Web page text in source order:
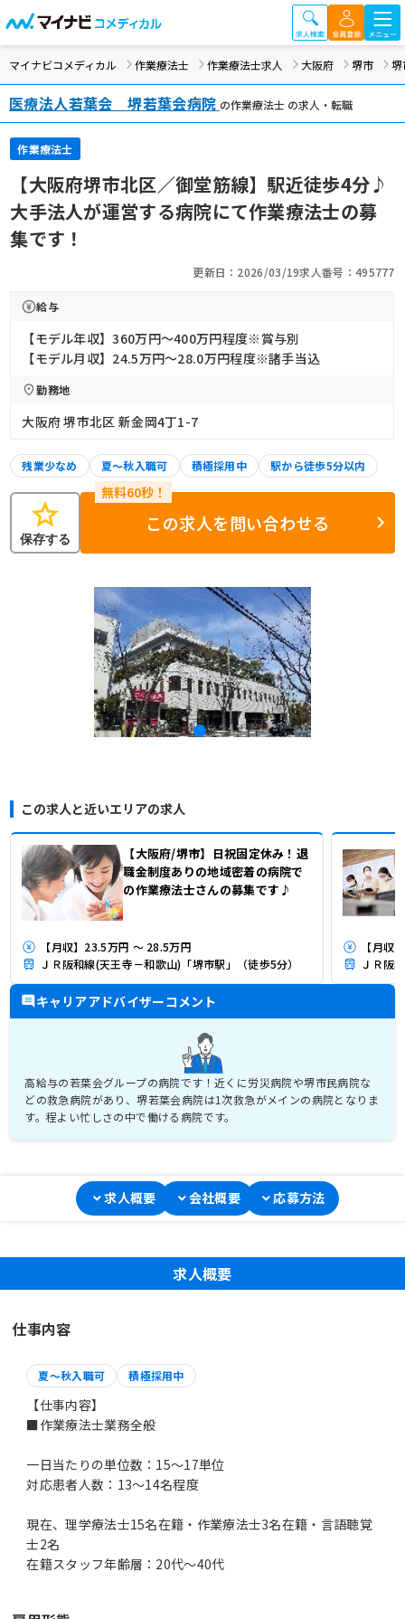
マイナビコメディカル 作業療法士 作業療法士求人 大阪府 堺市 堺
医療法人若葉会 堺若葉会病院 の作業療法士 の求人・転職
作業療法士
【大阪府堺市北区／御堂筋線】駅近徒歩4分♪
大手法人が運営する病院にて作業療法士の募
集です！
更新日：2026/03/19求人番号：495777
給与
【モデル年収】360万円〜400万円程度※賞与別
【モデル月収】24.5万円〜28.0万円程度※諸手当込
勤務地
大阪府 堺市北区 新金岡4丁1-7
残業少なめ 夏～秋入職可 積極採用中 駅から徒歩5分以内
star
保存する
この求人を問い合わせる
この求人と近いエリアの求人
【大阪府/堺市】日祝固定休み！退
職金制度ありの地域密着の病院で
の作業療法士さんの募集です♪
【月収】23.5万円 ～ 28.5万円
ＪＲ阪和線(天王寺－和歌山)「堺市駅」（徒歩5分）
【月収
ＪＲ阪
キャリアアドバイザーコメント
高給与の若葉会グループの病院です！近くに労災病院や堺市民病院な
どの救急病院があり、堺若葉会病院は1次救急がメインの病院となりま
す。程よい忙しさの中で働ける病院です。
求人概要 会社概要 応募方法
求人概要
仕事内容
夏～秋入職可 積極採用中
【仕事内容】
■作業療法士業務全般
一日当たりの単位数：15～17単位
対応患者人数：13～14名程度
現在、理学療法士15名在籍・作業療法士3名在籍・言語聴覚
士2名
在籍スタッフ年齢層：20代～40代